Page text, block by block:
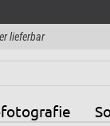
lieferbar